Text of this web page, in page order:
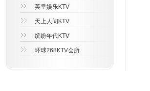
英皇娱乐KTV
天上人间KTV
缤纷年代KTV
环球268KTV会所